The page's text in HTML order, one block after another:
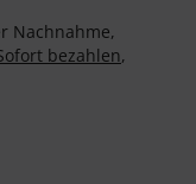
Nachnahme,
bezahlen,